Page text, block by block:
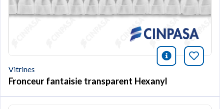
icono
Vitrines
Fronceur fantaisie transparent Hexanyl